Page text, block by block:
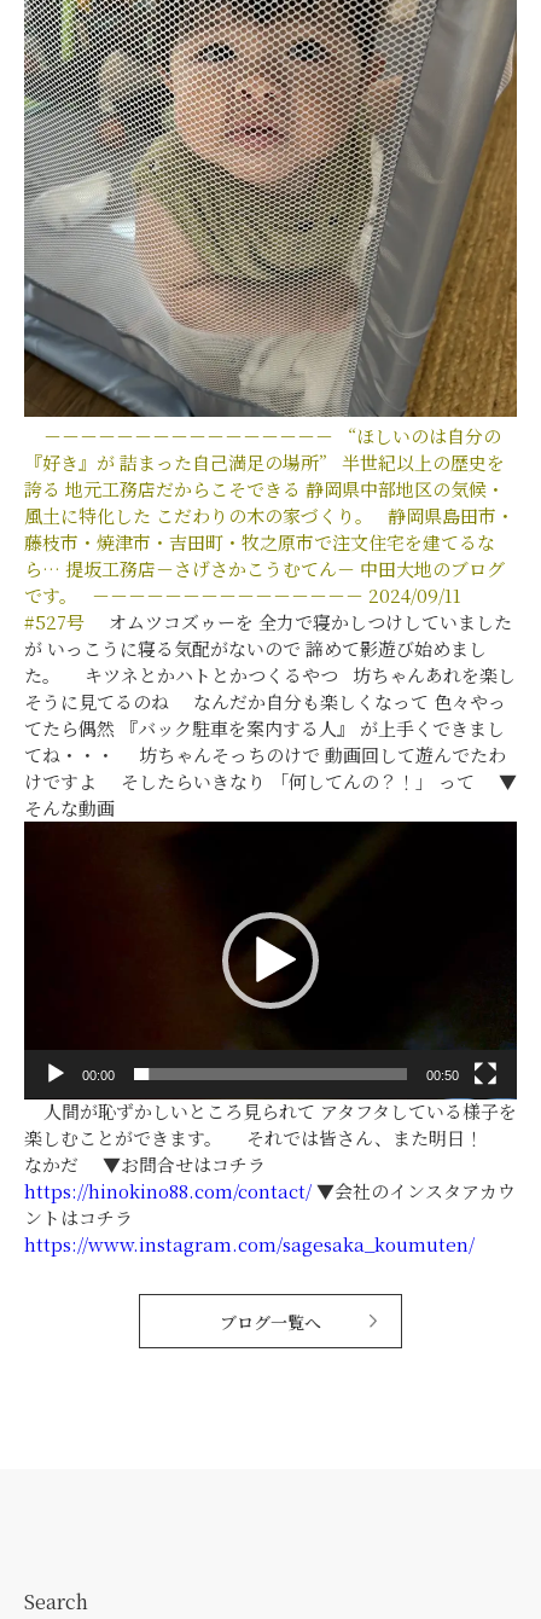
－－－－－－－－－－－－－－－－
“ほしいのは自分の
『好き』が詰まった自己満足の場所”
半世紀以上の歴史を
誇る 地元工務店だからこそできる 静岡県中部地区の気候・
風土に特化した こだわりの木の家づくり。
静岡県島田市・
藤枝市・焼津市・吉田町・牧之原市で注文住宅を建てるな
ら… 提坂工務店－さげさかこうむてん－ 中田大地のブログ
です。
－－－－－－－－－－－－－－－ 2024/09/11
#527号 オムツコズゥーを 全力で寝かしつけしていました
が いっこうに寝る気配がないので 諦めて影遊び始めまし
た。 キツネとかハトとかつくるやつ 坊ちゃんあれを楽し
そうに見てるのね なんだか自分も楽しくなって 色々やっ
てたら偶然 『バック駐車を案内する人』 が上手くできまし
てね・・・ 坊ちゃんそっちのけで 動画回して遊んでたわ
けですよ そしたらいきなり 「何してんの？！」 って ▼
そんな動画
00:00 00:50
人間が恥ずかしいところ見られて アタフタしている様子を
楽しむことができます。 それでは皆さん、また明日！
なかだ ▼お問合せはコチラ
https://hinokino88.com/contact/▼会社のインスタアカウ
ントはコチラ
https://www.instagram.com/sagesaka_koumuten/
ブログ一覧へ
Search